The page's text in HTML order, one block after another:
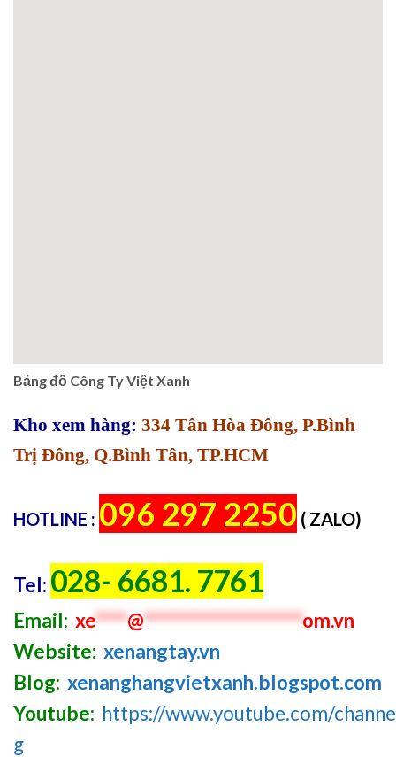
Bảng đồ Công Ty Việt Xanh
Kho xem hàng: 334 Tân Hòa Đông, P.Bình
Trị Đông, Q.Bình Tân, TP.HCM
HOTLINE : 096 297 2250 ( ZALO)
Tel: 028- 6681. 7761
Email: xe****@********************om.vn
Website: xenangtay.vn
Blog: xenanghangvietxanh.blogspot.com
Youtube: https://www.youtube.com/
g